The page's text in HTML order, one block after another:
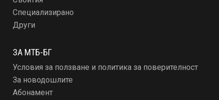
Специализирано
Други
ЗА МТБ-БГ
Условия за ползване и политика за поверителност
За новодошлите
Абонамент